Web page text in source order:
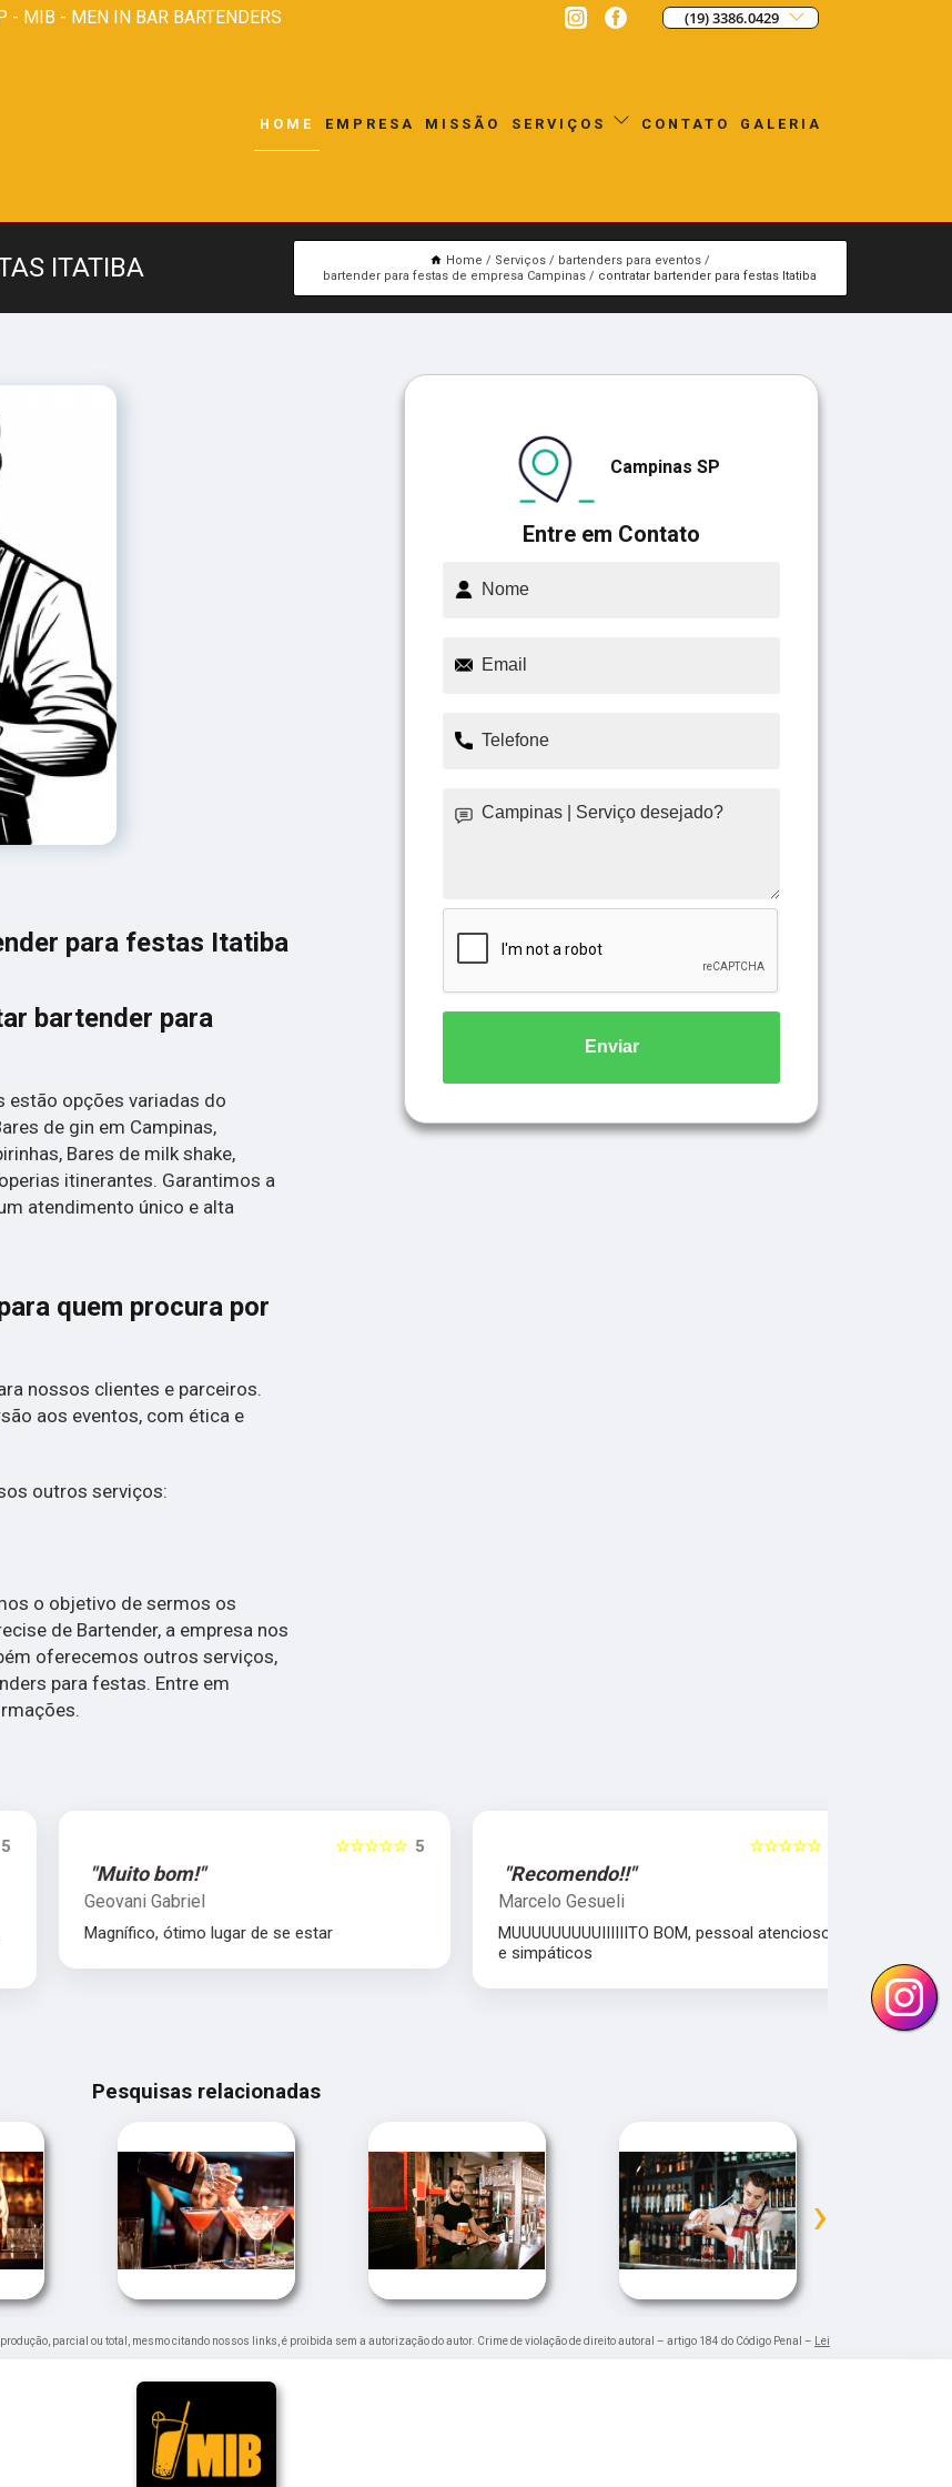
- MIB - MEN IN BAR BARTENDERS (19) 3386.0429
HOME EMPRESA MISSÃO SERVIÇOS CONTATO GALERIA
ITATIBA Home Serviços
bartenders para eventos
bartender para festas de empresa Campinas
contratar bartender para festas Itatiba
para festas Itatiba
bartender para
estão opções variadas do
de gin em Campinas,
Bares de milk shake,
itinerantes. Garantimos a
atendimento único e alta
quem procura por
nossos clientes e parceiros.
aos eventos, com ética e
outros serviços:
o objetivo de sermos os
de Bartender, a empresa nos
oferecemos outros serviços,
para festas. Entre em
Entre em Contato
Campinas SP
Enviar
5
☆☆☆☆☆
"Muito bom!"
Geovani Gabriel
Magnífico, ótimo lugar de se estar
5
☆☆☆☆☆
"Recomendo!!"
Marcelo Gesueli
MUUUUUUUUUIIIIIITO BOM, pessoal atencioso
e simpáticos
Pesquisas relacionadas
›
parcial ou total, mesmo citando nossos links, é proibida sem a autorização do autor. Crime de violação de direito autoral – artigo 184 do Código Penal –
Lei